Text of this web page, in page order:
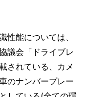
性能については、
議会「ドライブレ
されている、カメ
のナンバープレー